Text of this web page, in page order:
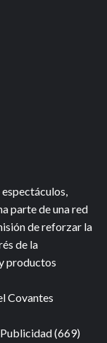
parte de una red
de reforzar la
de la
productos
Covantes
(669)